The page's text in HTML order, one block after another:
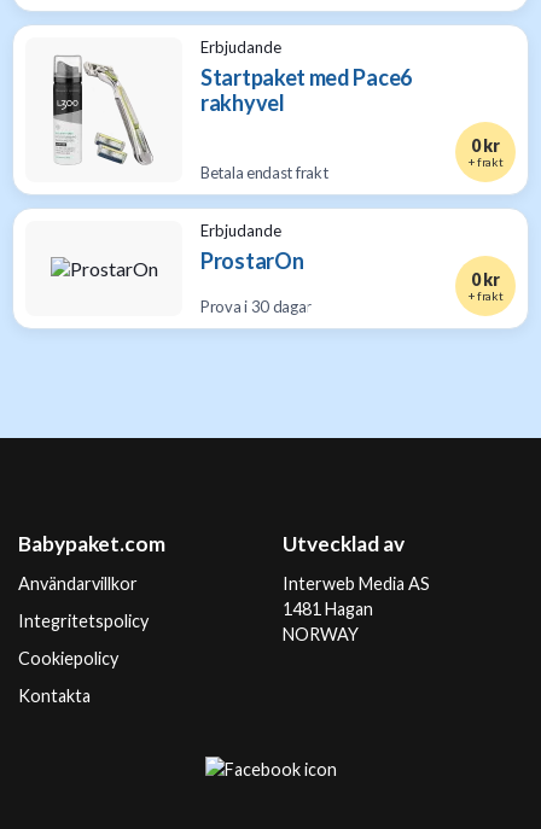
Erbjudande
Startpaket med Pace6
rakhyvel
Betala endast frakt
0 kr
+ frakt
Erbjudande
ProstarOn
Prova i 30 dagar
0 kr
+ frakt
Babypaket.com
Användarvillkor
Integritetspolicy
Cookiepolicy
Kontakta
Utvecklad av
Interweb Media AS
1481 Hagan
NORWAY